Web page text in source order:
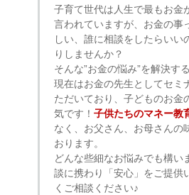
⼦育て世代は⼈⽣で最もお⾦
⾔われていますが、お⾦の事
しい、誰に相談をしたらいい
りしませんか？
そんな”お⾦の悩み”を解決す
現在はお金の先生としてセミ
ただいており、子どものお金
気です！ 子供たちのマネー教
なく、お父さん、お母さんの
おります。
どんな些細なお悩みでも構い
談に携わり「安心」をご提供
くご相談ください♪